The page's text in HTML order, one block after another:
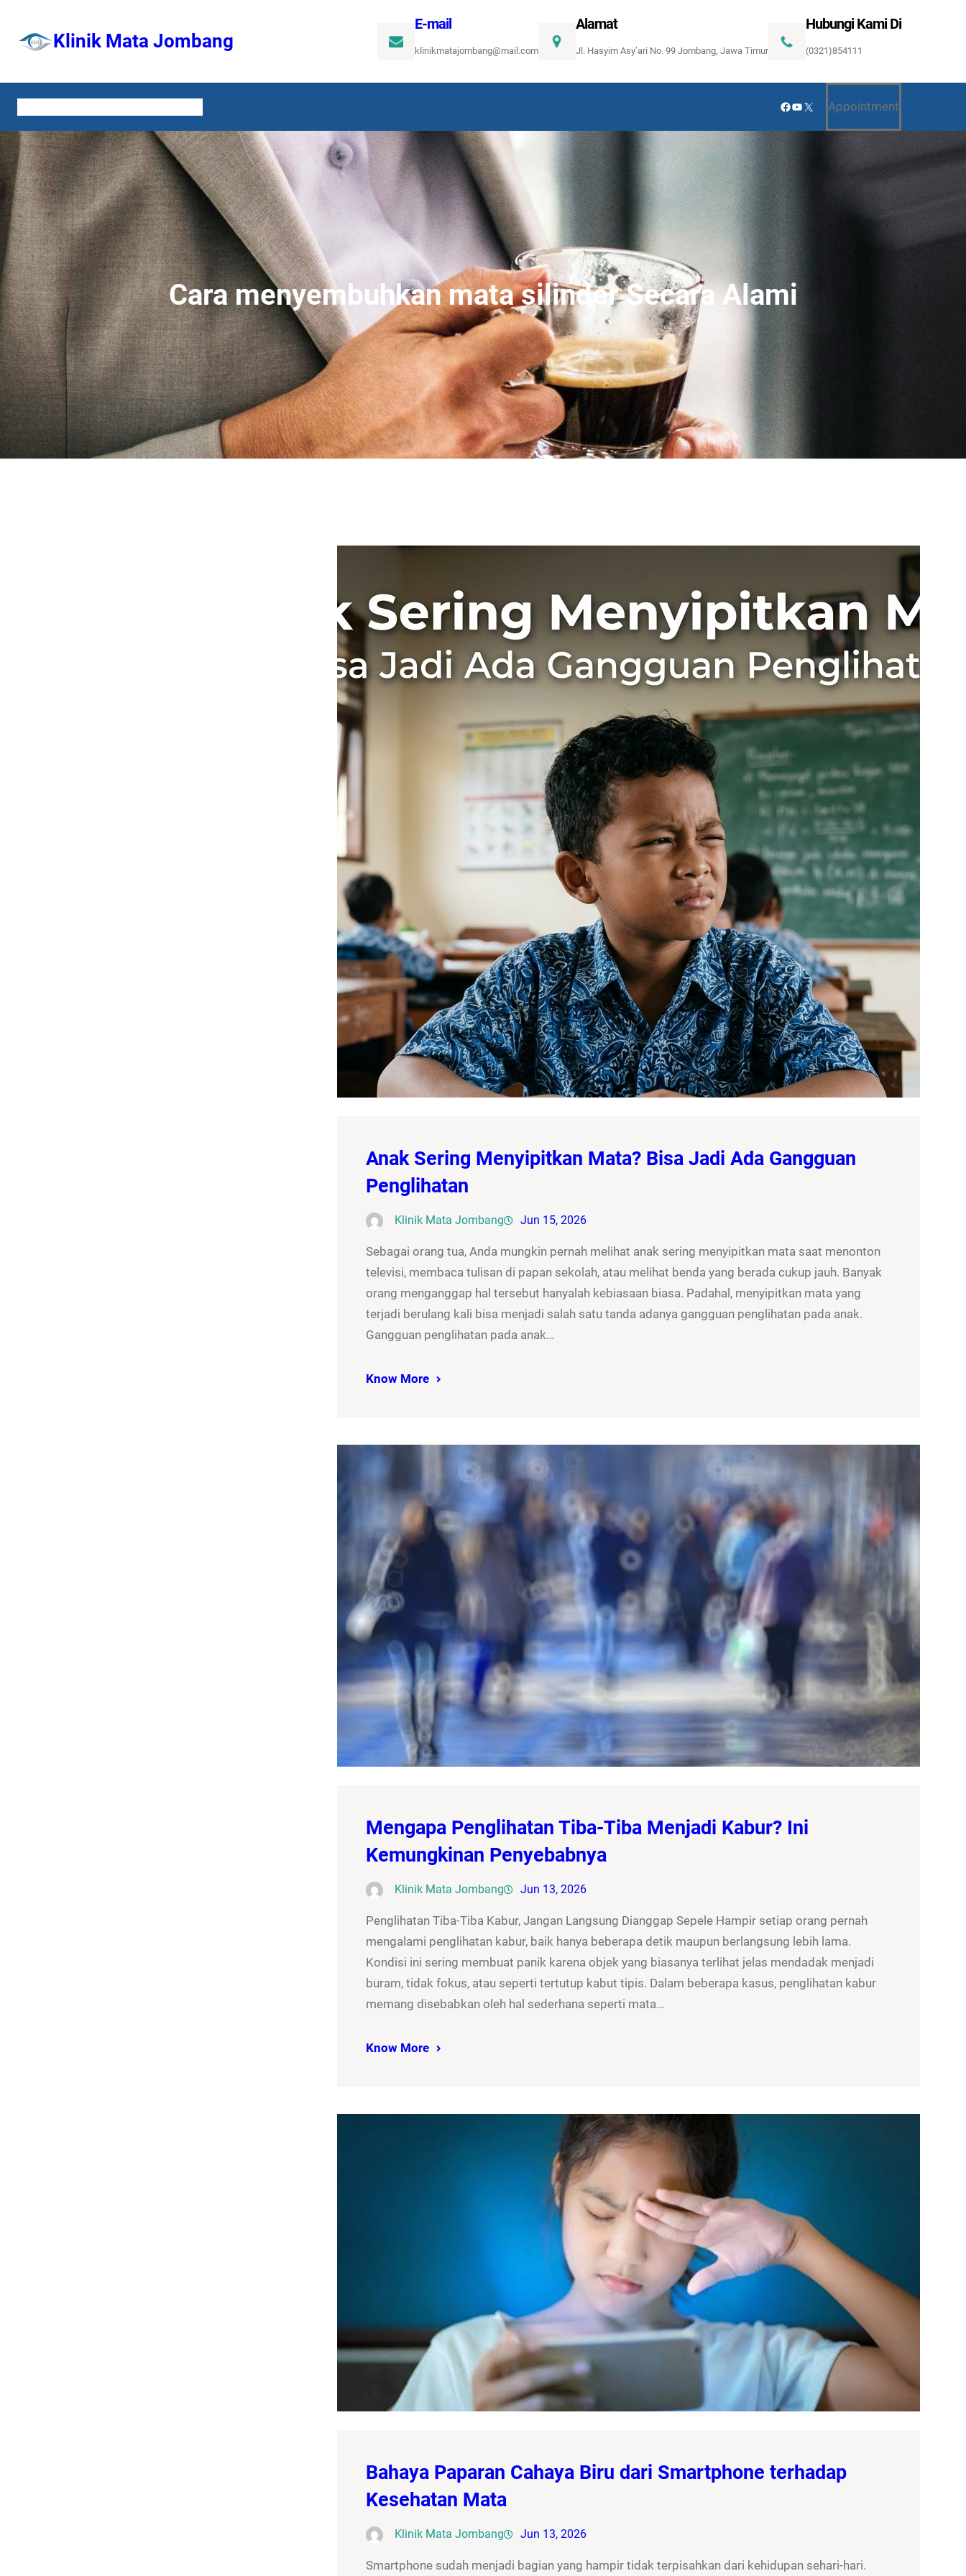
konten
Klinik Mata Jombang
E-mail
klinikmatajombang@mail.com
Alamat
Jl. Hasyim Asy’ari No. 99 Jombang, Jawa Timur
Hubungi Kami Di
(0321)854111
Facebook
YouTube
X Appointment
Cara menyembuhkan mata silinder Secara Alami
Anak Sering Menyipitkan Mata? Bisa Jadi Ada Gangguan
Penglihatan
Klinik Mata Jombang Jun 15, 2026
Sebagai orang tua, Anda mungkin pernah melihat anak sering menyipitkan mata saat menonton
televisi, membaca tulisan di papan sekolah, atau melihat benda yang berada cukup jauh. Banyak
orang menganggap hal tersebut hanyalah kebiasaan biasa. Padahal, menyipitkan mata yang
terjadi berulang kali bisa menjadi salah satu tanda adanya gangguan penglihatan pada anak.
Gangguan penglihatan pada anak…
Know More
Mengapa Penglihatan Tiba-Tiba Menjadi Kabur? Ini
Kemungkinan Penyebabnya
Klinik Mata Jombang Jun 13, 2026
Penglihatan Tiba-Tiba Kabur, Jangan Langsung Dianggap Sepele Hampir setiap orang pernah
mengalami penglihatan kabur, baik hanya beberapa detik maupun berlangsung lebih lama.
Kondisi ini sering membuat panik karena objek yang biasanya terlihat jelas mendadak menjadi
buram, tidak fokus, atau seperti tertutup kabut tipis. Dalam beberapa kasus, penglihatan kabur
memang disebabkan oleh hal sederhana seperti mata…
Know More
Bahaya Paparan Cahaya Biru dari Smartphone terhadap
Kesehatan Mata
Klinik Mata Jombang Jun 13, 2026
Smartphone sudah menjadi bagian yang hampir tidak terpisahkan dari kehidupan sehari-hari.